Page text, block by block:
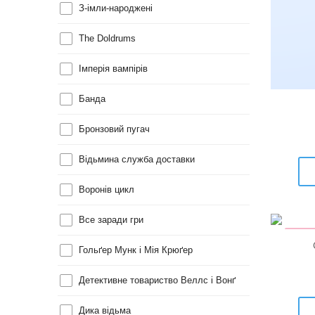
З-імли-народжені
The Doldrums
Імперія вампірів
Банда
Бронзовий пугач
Відьмина служба доставки
Воронів цикл
Все заради гри
Гольґер Мунк і Мія Крюґер
Детективне товариство Веллс і Вонґ
Дика відьма